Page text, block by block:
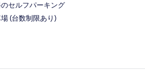
セルフパーキング
(台数制限あり)